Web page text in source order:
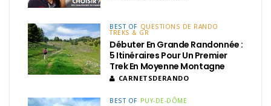
BEST OF QUESTIONS DE RANDO
TREKS & GR
Débuter En Grande Randonnée :
5 Itinéraires Pour Un Premier
Trek En Moyenne Montagne
CARNETSDERANDO
BEST OF PUY-DE-DÔME